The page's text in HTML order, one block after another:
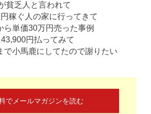
貧乏人と言われて
稼ぐ人の家に行ってきて
単価30万円売った事例
円払ってみて
小馬鹿にしてたので謝りたい
でメールマガジンを読む